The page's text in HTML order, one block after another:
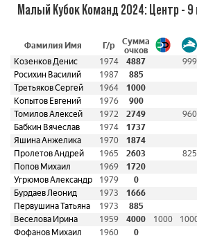
Малый Кубок Команд 2024: Центр - 9
Фамилия Имя Г/р
Сумма
очков
Козенков Денис
1974 4887 999
Росихин Василий
1987 885
Третьяков Сергей
1964
1000
Копытов Евгений
1976 900
Томилов Алексей
1972 2749 960
Бабкин Вячеслав
1974 1737
Яшина Анжелика
1970 1874
Пролетов Андрей
1965 2603 825
Попов Михаил
1969
1720
Угрюмов Александр
1979
0
Бурдаев Леонид
1973 1666
Первушина Татьяна
1973 885
Веселова Ирина
1959 4000 1000
Фофанов Михаил
1960
0